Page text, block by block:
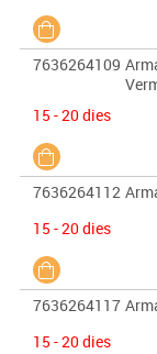
7636264109
15 - 20 dies
7636264112
15 - 20 dies
7636264117
15 - 20 dies